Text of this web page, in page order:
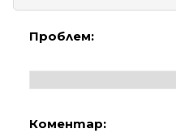
Проблем:
Коментар: